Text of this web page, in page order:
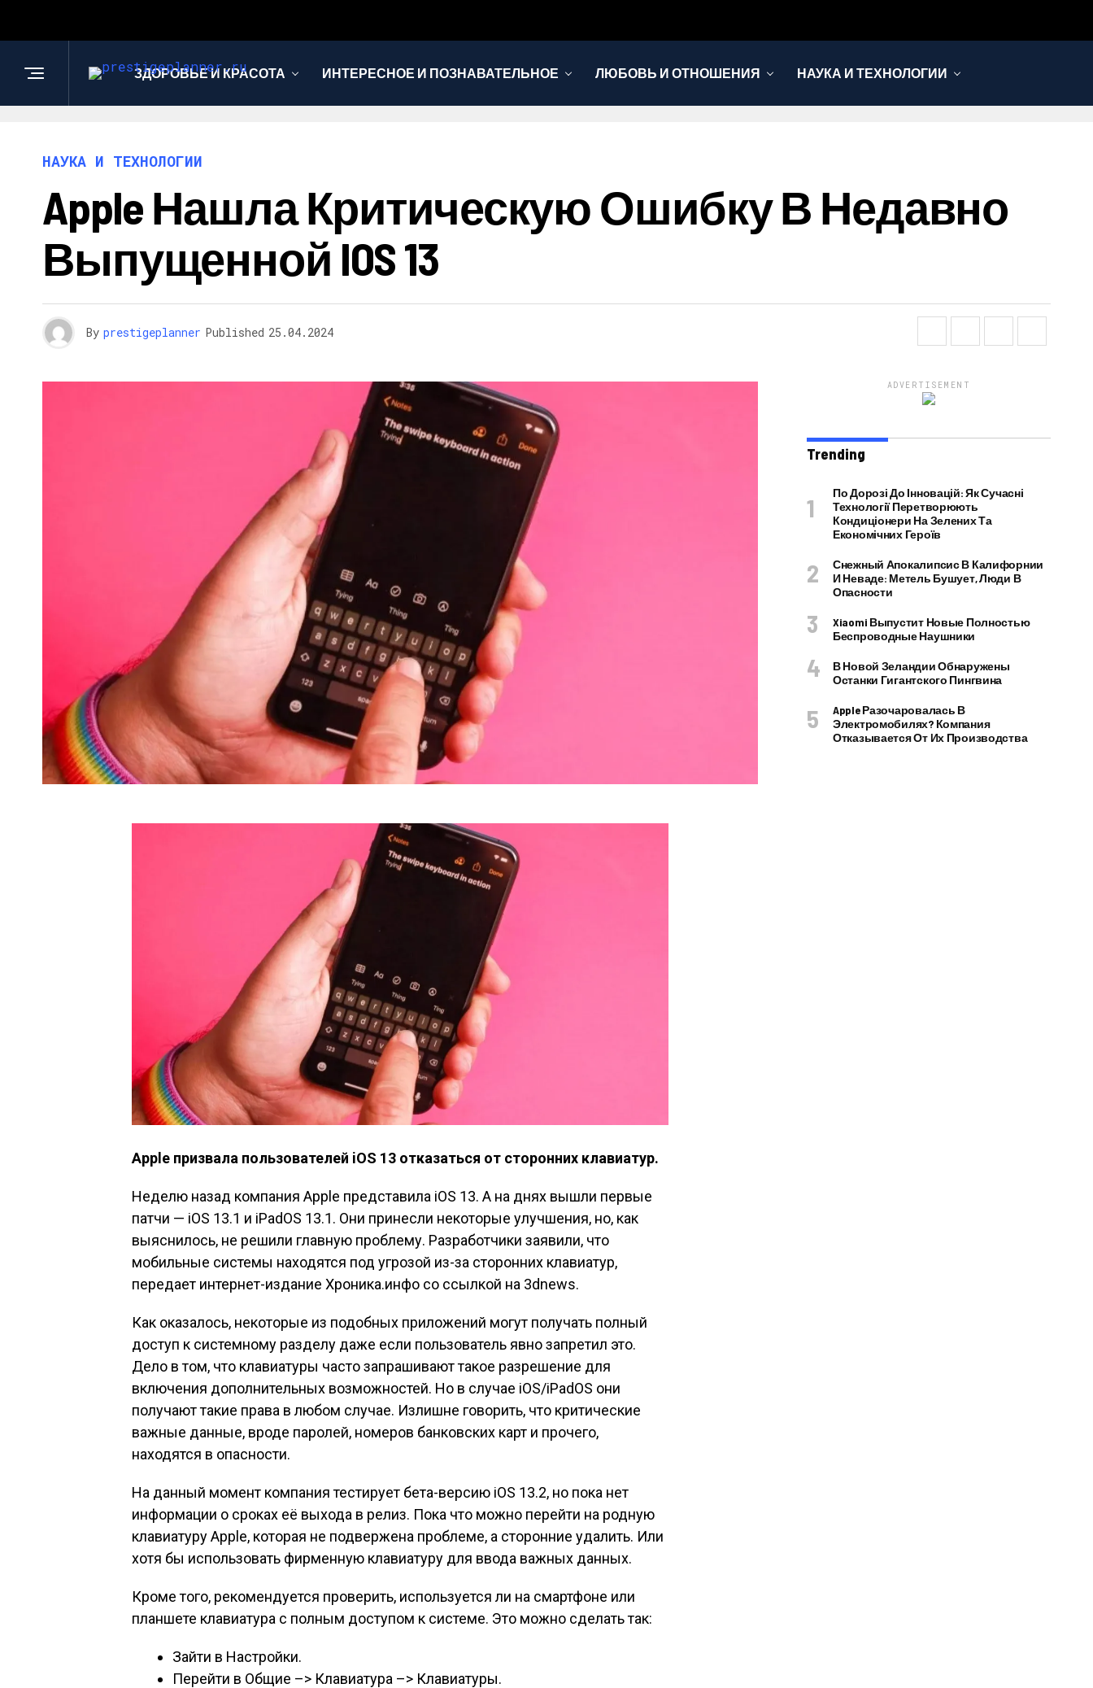
ЗДОРОВЬЕ И КРАСОТА ИНТЕРЕСНОЕ И ПОЗНАВАТЕЛЬНОЕ ЛЮБОВЬ И ОТНОШЕНИЯ НАУКА И ТЕХНОЛОГИИ
НАУКА И ТЕХНОЛОГИИ
Apple Нашла Критическую Ошибку В Недавно
Выпущенной IOS 13
By prestigeplanner Published 25.04.2024
Apple призвала пользователей iOS 13 отказаться от сторонних клавиатур.
Неделю назад компания Apple представила iOS 13. А на днях вышли первые
патчи — iOS 13.1 и iPadOS 13.1. Они принесли некоторые улучшения, но, как
выяснилось, не решили главную проблему. Разработчики заявили, что
мобильные системы находятся под угрозой из-за сторонних клавиатур,
передает интернет-издание Хроника.инфо со ссылкой на 3dnews.
Как оказалось, некоторые из подобных приложений могут получать полный
доступ к системному разделу даже если пользователь явно запретил это.
Дело в том, что клавиатуры часто запрашивают такое разрешение для
включения дополнительных возможностей. Но в случае iOS/iPadOS они
получают такие права в любом случае. Излишне говорить, что критические
важные данные, вроде паролей, номеров банковских карт и прочего,
находятся в опасности.
На данный момент компания тестирует бета-версию iOS 13.2, но пока нет
информации о сроках её выхода в релиз. Пока что можно перейти на родную
клавиатуру Apple, которая не подвержена проблеме, а сторонние удалить. Или
хотя бы использовать фирменную клавиатуру для ввода важных данных.
Кроме того, рекомендуется проверить, используется ли на смартфоне или
планшете клавиатура с полным доступом к системе. Это можно сделать так:
Зайти в Настройки.
Перейти в Общие –> Клавиатура –> Клавиатуры.
ADVERTISEMENT
Trending
По Дорозі До Інновацій: Як Сучасні
Технології Перетворюють
Кондиціонери На Зелених Та
Економічних Героїв
Снежный Апокалипсис В Калифорнии
И Неваде: Метель Бушует, Люди В
Опасности
Xiaomi Выпустит Новые Полностью
Беспроводные Наушники
В Новой Зеландии Обнаружены
Останки Гигантского Пингвина
Apple Разочаровалась В
Электромобилях? Компания
Отказывается От Их Производства